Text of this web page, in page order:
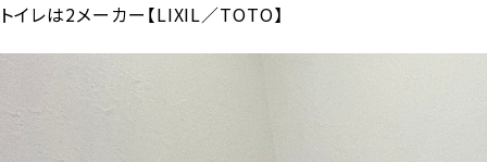
トイレは2メーカー【LIXIL／TOTO】